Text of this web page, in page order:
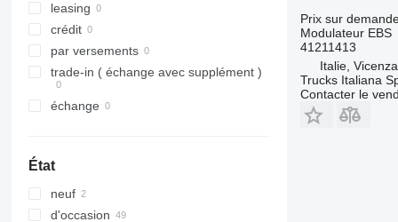
leasing
crédit
par versements
trade-in ( échange avec supplément )
échange
État
neuf
d'occasion
Prix sur
Modulateur EBS
41211413
Italie,
Trucks Italiana
Contacter le